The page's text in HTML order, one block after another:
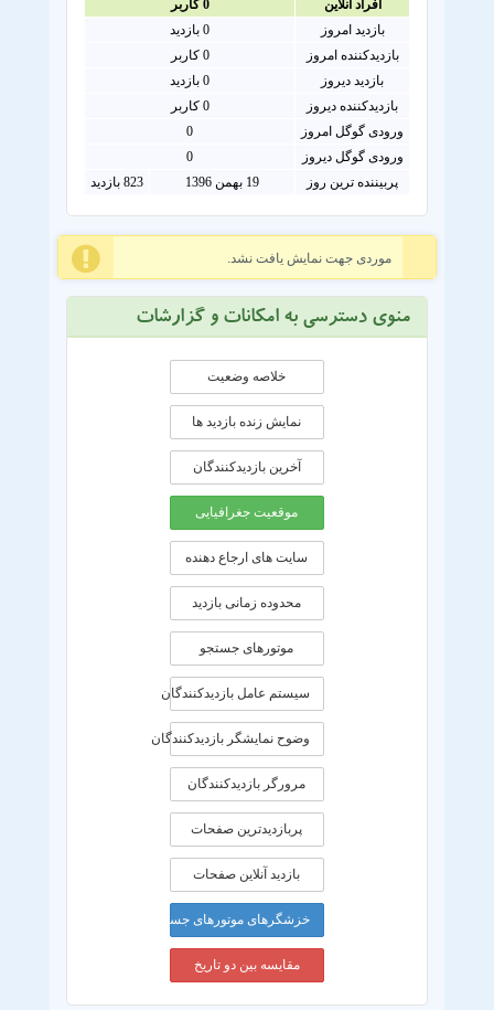
افراد آنلاين 0کاربر
بازدید امروز
0بازدید
بازدیدکننده امروز
0 کاربر
بازدید دیروز
0 بازدید
بازدیدکننده دیروز
0 کاربر
ورودی گوگل امروز
0
ورودی گوگل دیروز
0
پربیننده ترین روز
19 بهمن 1396 823 بازدید
موردی جهت نمایش یافت نشد.
منوی دسترسی به امکانات و گزارشات
خلاصه وضعیت
نمایش زنده بازدید ها
آخرین بازدیدکنندگان
موقعيت جغرافيايی
سایت های ارجاع دهنده
محدوده زمانی بازديد
موتورهای جستجو
سیستم عامل بازدیدکنندگان
وضوح نمایشگر بازدیدکنندگان
مرورگر بازدیدکنندگان
پربازدیدترین صفحات
بازدید آنلاین صفحات
خزشگرهای موتورهای جستجو
مقایسه بین دو تاریخ